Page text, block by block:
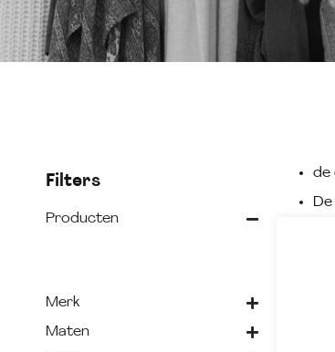
Filters
Producten
Merk
Maten
de